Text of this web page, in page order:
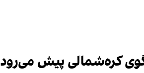
کره‌شمالی پیش می‌رود